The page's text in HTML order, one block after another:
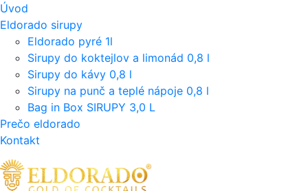
Úvod
Eldorado sirupy
Eldorado pyré 1l
Sirupy do koktejlov a limonád 0,8 l
Sirupy do kávy 0,8 l
Sirupy na punč a teplé nápoje 0,8 l
Bag in Box SIRUPY 3,0 L
Prečo eldorado
Kontakt